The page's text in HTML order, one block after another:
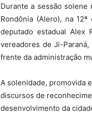
Durante a sessão solene
Rondônia (Alero), na
deputado estadual Alex
vereadores de Ji-
frente da administração
A solenidade, promovida
discursos de
desenvolvimento da